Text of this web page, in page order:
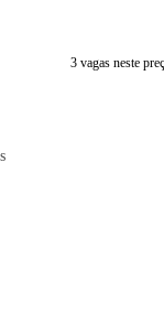
3 vagas neste